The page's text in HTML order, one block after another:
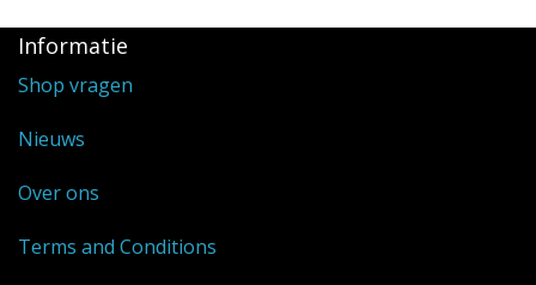
Informatie
Shop vragen
Nieuws
Over ons
Terms and Conditions